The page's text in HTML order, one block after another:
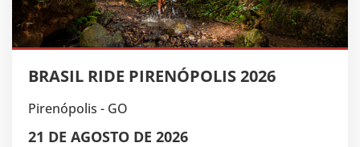
BRASIL RIDE PIRENÓPOLIS 2026
Pirenópolis - GO
21 DE AGOSTO DE 2026